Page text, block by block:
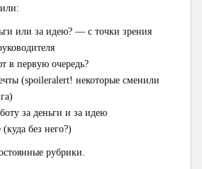
или за идею? — с точки зрения
в первую очередь?
(spoileralert! некоторые сменили
за деньги и за идею
без него?)
рубрики.